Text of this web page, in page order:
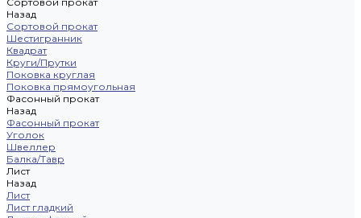
Назад
Сортовой прокат
Шестигранник
Квадрат
Круги/Прутки
Поковка круглая
Поковка прямоугольная
Фасонный прокат
Назад
Фасонный прокат
Уголок
Швеллер
Балка/Тавр
Лист
Назад
Лист
Лист гладкий